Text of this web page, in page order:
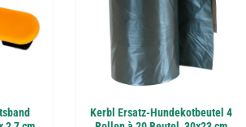
Kerbl Ersatz-Hundekotbeutel 4